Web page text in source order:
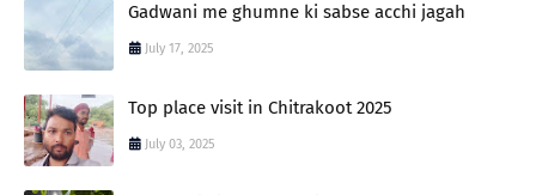
Gadwani me ghumne ki sabse acchi jagah
July 17, 2025
Top place visit in Chitrakoot 2025
July 03, 2025